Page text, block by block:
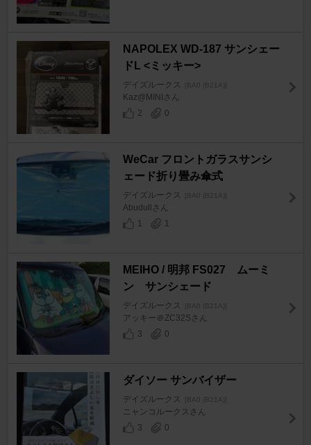
NAPOLEX WD-187 サンシェー
ドL <ミッキー>
デイズルークス [BA0 (B21A)]
Kaz@MINIさん
2
0
WeCar フロントガラスサンシ
ェード折り畳み傘式
デイズルークス [BA0 (B21A)]
Abudullさん
1
1
MEIHO / 明邦 FS027 ムーミ
ン サンシェード
デイズルークス [BA0 (B21A)]
アッキー＠ZC32Sさん
3
0
ダイソー サンバイザー
デイズルークス [BA0 (B21A)]
ニャンコルークスさん
3
0